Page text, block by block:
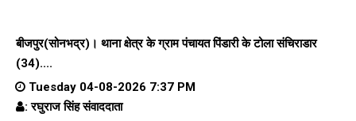
बीजपुर(सोनभद्र)। थाना क्षेत्र के ग्राम पंचायत पिंडारी के टोला संचिराडार
(34)....
Tuesday 04-08-2026 7:37 PM
: रघुराज सिंह संवाददाता